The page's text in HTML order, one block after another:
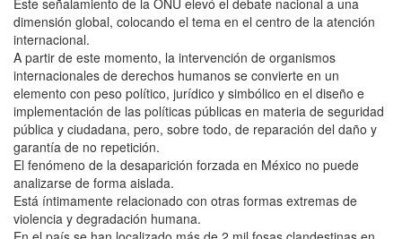
Este señalamiento de la ONU elevó el debate nacional a una
dimensión global, colocando el tema en el centro de la atención
internacional.
A partir de este momento, la intervención de organismos
internacionales de derechos humanos se convierte en un
elemento con peso político, jurídico y simbólico en el diseño e
implementación de las políticas públicas en materia de seguridad
pública y ciudadana, pero, sobre todo, de reparación del daño y
garantía de no repetición.
El fenómeno de la desaparición forzada en México no puede
analizarse de forma aislada.
Está íntimamente relacionado con otras formas extremas de
violencia y degradación humana.